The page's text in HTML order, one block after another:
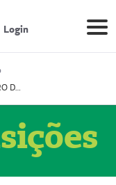
Login
Prestador CENTRO DE ONCOLOGIA